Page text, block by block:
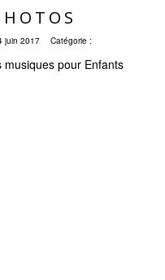
juin 2017 Catégorie :
pour Enfants